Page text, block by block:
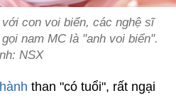
con voi biển, các nghệ sĩ
nam MC là "anh voi biển".
NSX
than "có tuổi", rất ngại